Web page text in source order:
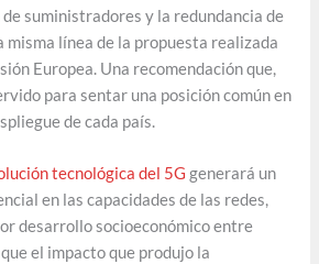
suministradores y la redundancia de
misma línea de la propuesta realizada
Europea. Una recomendación que,
para sentar una posición común en
de cada país.
tecnológica del 5G generará un
en las capacidades de las redes,
desarrollo socioeconómico entre
el impacto que produjo la